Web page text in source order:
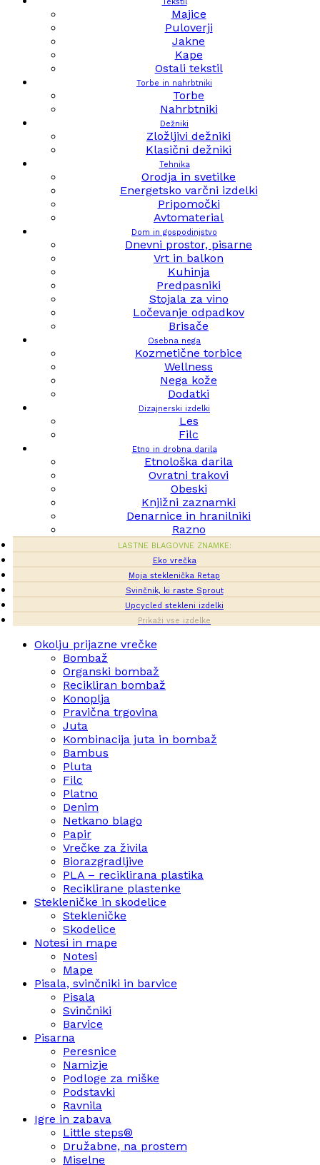
Majice
Puloverji
Jakne
Kape
Ostali tekstil
Torbe in nahrbtniki
Torbe
Nahrbtniki
Dežniki
Zložljivi dežniki
Klasični dežniki
Tehnika
Orodja in svetilke
Energetsko varčni izdelki
Pripomočki
Avtomaterial
Dom in gospodinjstvo
Dnevni prostor, pisarne
Vrt in balkon
Kuhinja
Predpasniki
Stojala za vino
Ločevanje odpadkov
Brisače
Osebna nega
Kozmetične torbice
Wellness
Nega kože
Dodatki
Dizajnerski izdelki
Les
Filc
Etno in drobna darila
Etnološka darila
Ovratni trakovi
Obeski
Knjižni zaznamki
Denarnice in hranilniki
Razno
LASTNE BLAGOVNE ZNAMKE:
Eko vrečka
Moja steklenička Retap
Svinčnik, ki raste Sprout
Upcycled stekleni izdelki
Prikaži vse izdelke
Okolju prijazne vrečke
Bombaž
Organski bombaž
Recikliran bombaž
Konoplja
Pravična trgovina
Juta
Kombinacija juta in bombaž
Bambus
Pluta
Filc
Platno
Denim
Netkano blago
Papir
Vrečke za živila
Biorazgradljive
PLA – reciklirana plastika
Reciklirane plastenke
Stekleničke in skodelice
Stekleničke
Skodelice
Notesi in mape
Notesi
Mape
Pisala, svinčniki in barvice
Pisala
Svinčniki
Barvice
Pisarna
Peresnice
Namizje
Podloge za miške
Podstavki
Ravnila
Igre in zabava
Little steps®
Družabne, na prostem
Miselne